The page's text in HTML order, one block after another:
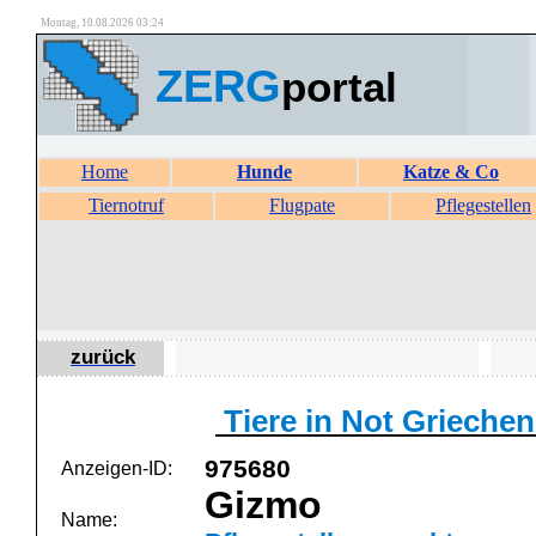
Montag, 10.08.2026 03:24
ZERGportal
Home Hunde
Katze & Co
Tiernotruf
Flugpate Pflegestellen
zurück
Tiere in Not
Anzeigen-ID: 975680
Name: Gizmo